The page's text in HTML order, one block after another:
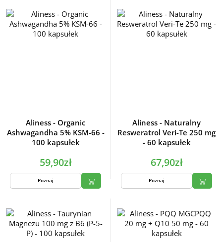
Aliness - Organic
Ashwagandha 5% KSM-66 -
100 kapsułek
59,90zł
Poznaj
Aliness - Naturalny
Resweratrol Veri-Te 250 mg
- 60 kapsułek
67,90zł
Poznaj